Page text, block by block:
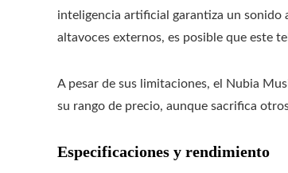
inteligencia artificial garantiza un sonido
altavoces externos, es posible que este
A pesar de sus limitaciones, el Nubia
su rango de precio, aunque sacrifica
Especificaciones y rendimiento